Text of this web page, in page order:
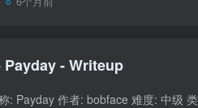
- Writeup